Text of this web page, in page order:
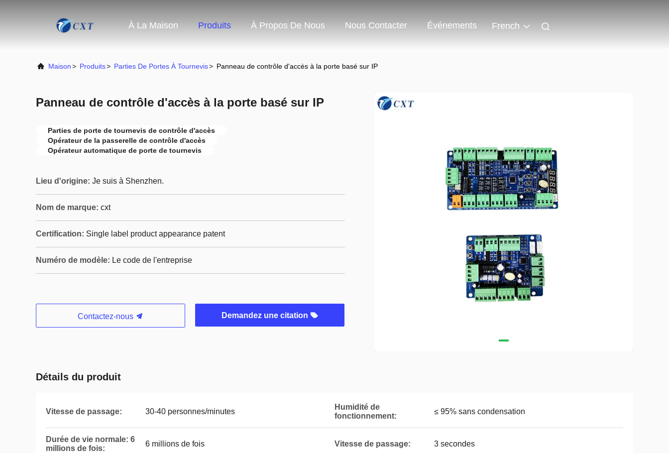
À La Maison Produits À Propos De Nous Nous Contacter Événements French
Maison> Produits> Parties De Portes À Tournevis> Panneau de contrôle d'accès à la porte basé sur IP
Panneau de contrôle d'accès à la porte basé sur IP
Parties de porte de tournevis de contrôle d'accès
Opérateur de la passerelle de contrôle d'accès
Opérateur automatique de porte de tournevis
Lieu d'origine: Je suis à Shenzhen.
Nom de marque: cxt
Certification: Single label product appearance patent
Numéro de modèle: Le code de l'entreprise
Contactez-nous Demandez une citation
Détails du produit
Vitesse de passage: 30-40 personnes/minutes
Humidité de
fonctionnement:
≤ 95% sans condensation
Durée de vie normale: 6
millions de fois:
6 millions de fois Vitesse de passage: 3 secondes